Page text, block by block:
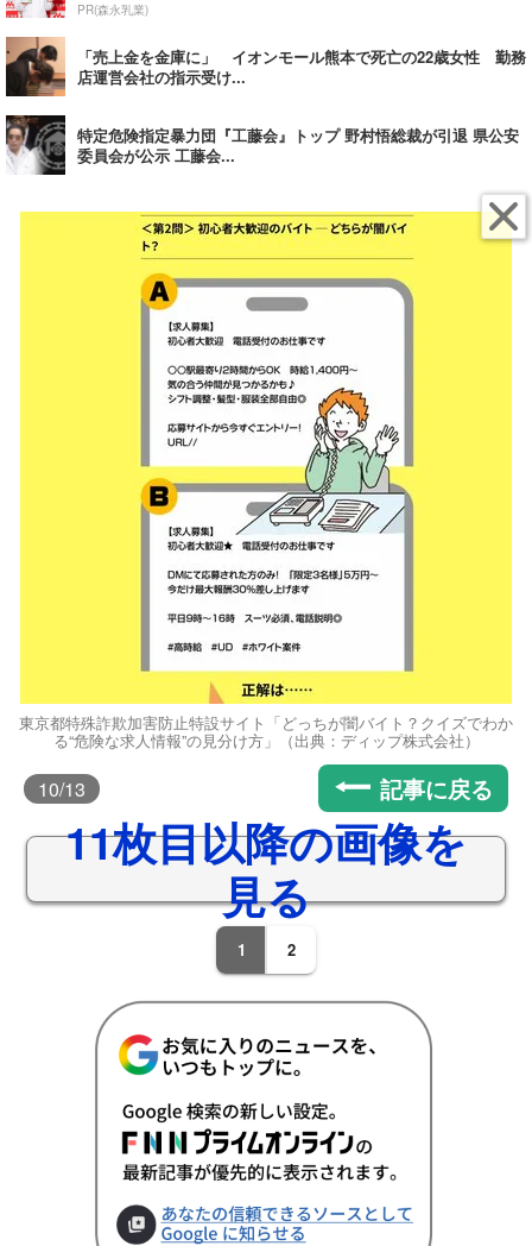
PR(森永乳業)
「売上金を金庫に」 イオンモール熊本で死亡の22歳女性 勤務
店運営会社の指示受け...
特定危険指定暴力団『工藤会』トップ 野村悟総裁が引退 県公安
委員会が公示 工藤会...
東京都特殊詐欺加害防止特設サイト「どっちが闇バイト？クイズでわか
る“危険な求人情報”の見分け方」（出典：ディップ株式会社）
10/13 記事に戻る
11枚目以降の画像を
見る
1 2